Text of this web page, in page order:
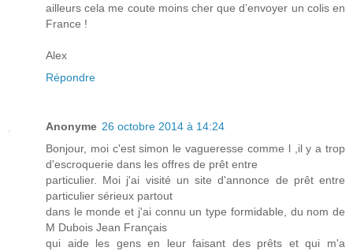
ailleurs cela me coute moins cher que d’envoyer un colis en
France !
Alex
Répondre
Anonyme 26 octobre 2014 à 14:24
Bonjour, moi c'est simon le vagueresse comme l ,il y a trop
d'escroquerie dans les offres de prêt entre
particulier. Moi j'ai visité un site d'annonce de prêt entre
particulier sérieux partout
dans le monde et j'ai connu un type formidable, du nom de
M Dubois Jean Français
qui aide les gens en leur faisant des prêts et qui m'a